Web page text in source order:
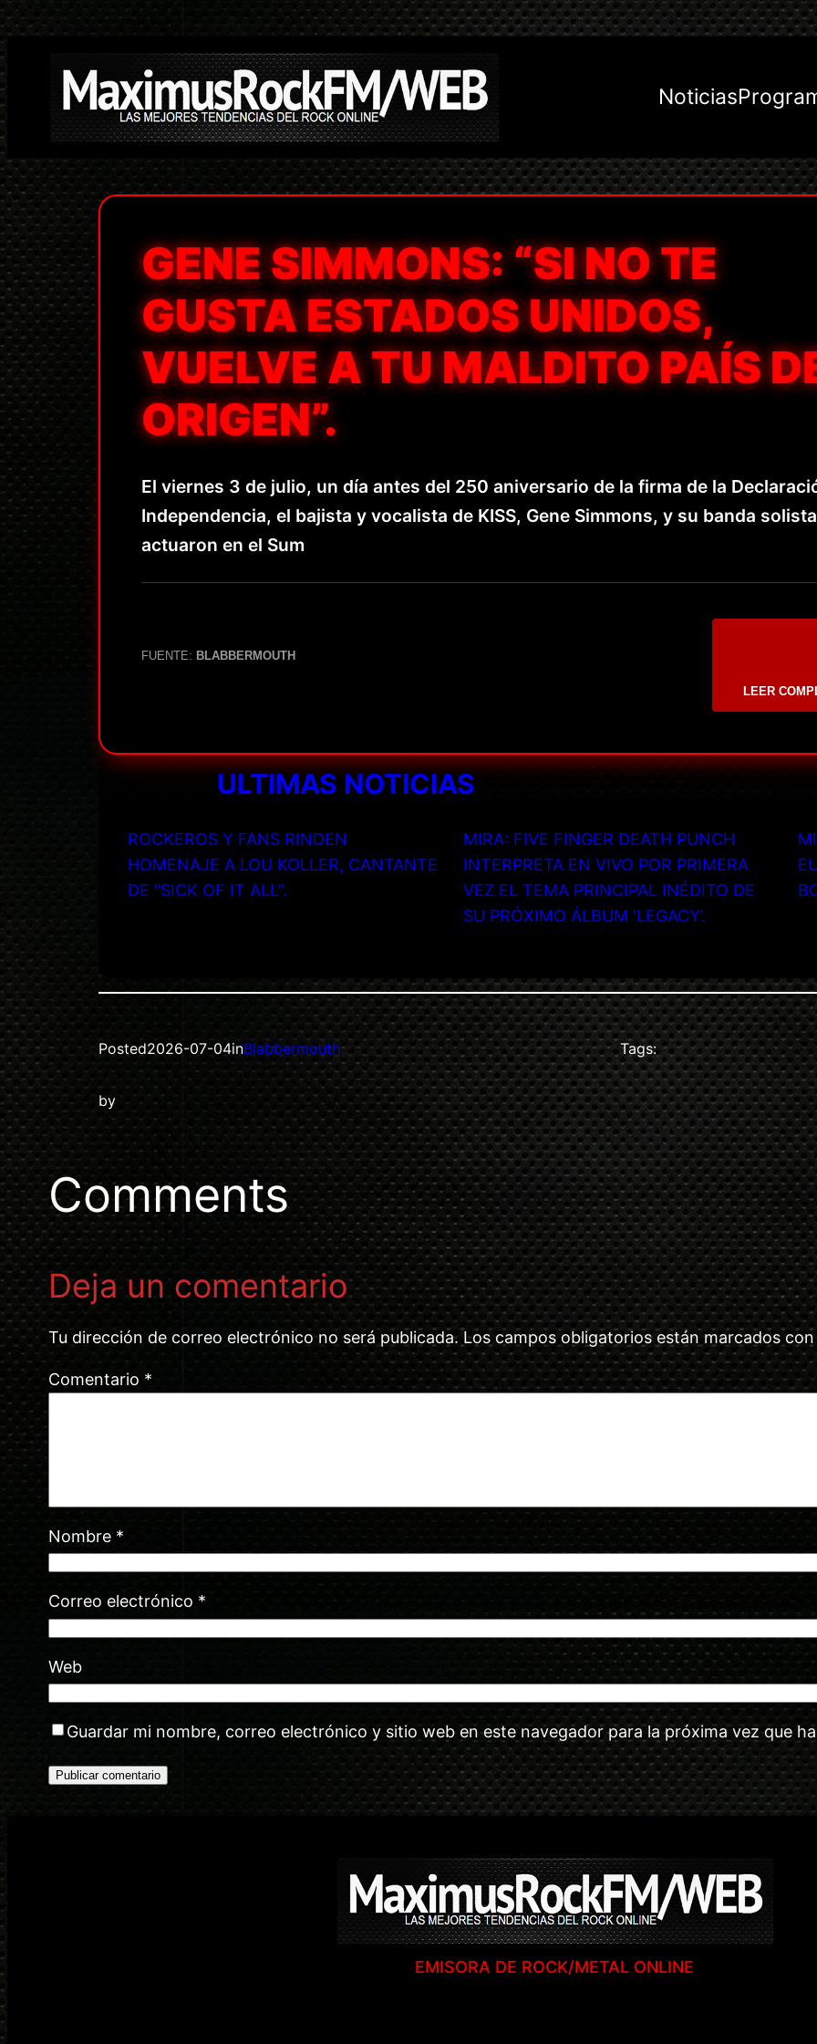
Saltar
contenido
Noticias
GENE SIMMONS: “SI NO TE
GUSTA ESTADOS UNIDOS,
VUELVE A TU MALDITO PAÍS
ORIGEN”.
El viernes 3 de julio, un día antes del 250 aniversario de la firma de la
Independencia, el bajista y vocalista de KISS, Gene Simmons, y su banda solista
actuaron en el Sum
FUENTE: BLABBERMOUTH
LEER
ULTIMAS NOTICIAS
ROCKEROS Y FANS RINDEN
HOMENAJE A LOU KOLLER, CANTANTE
DE “SICK OF IT ALL”.
MIRA: FIVE FINGER DEATH PUNCH
INTERPRETA EN VIVO POR PRIMERA
VEZ EL TEMA PRINCIPAL INÉDITO DE
SU PRÓXIMO ÁLBUM ‘LEGACY’.
Posted2026-07-04inBlabbermouth
by
Tags:
Comments
Deja un comentario
Tu dirección de correo electrónico no será publicada. Los campos obligatorios están marcados
Comentario *
Nombre *
Correo electrónico *
Web
Guardar mi nombre, correo electrónico y sitio web en este navegador para la próxima vez que
EMISORA DE ROCK/METAL ONLINE